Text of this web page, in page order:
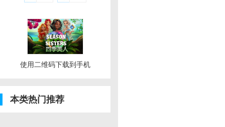
使用二维码下载到手机
本类热门推荐